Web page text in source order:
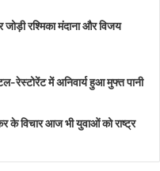
रश्मिका मंदाना और विजय
रेस्टोरेंट में अनिवार्य हुआ मुफ्त पानी
के विचार आज भी युवाओं को राष्ट्र